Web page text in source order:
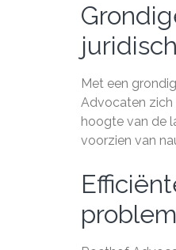
Met een
Advocaten zich
hoogte van de
voorzien van